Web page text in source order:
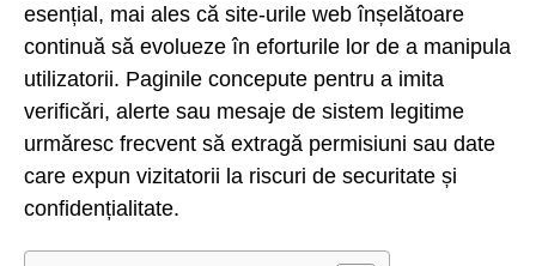
esențial, mai ales că site-urile web înșelătoare
continuă să evolueze în eforturile lor de a manipula
utilizatorii. Paginile concepute pentru a imita
verificări, alerte sau mesaje de sistem legitime
urmăresc frecvent să extragă permisiuni sau date
care expun vizitatorii la riscuri de securitate și
confidențialitate.